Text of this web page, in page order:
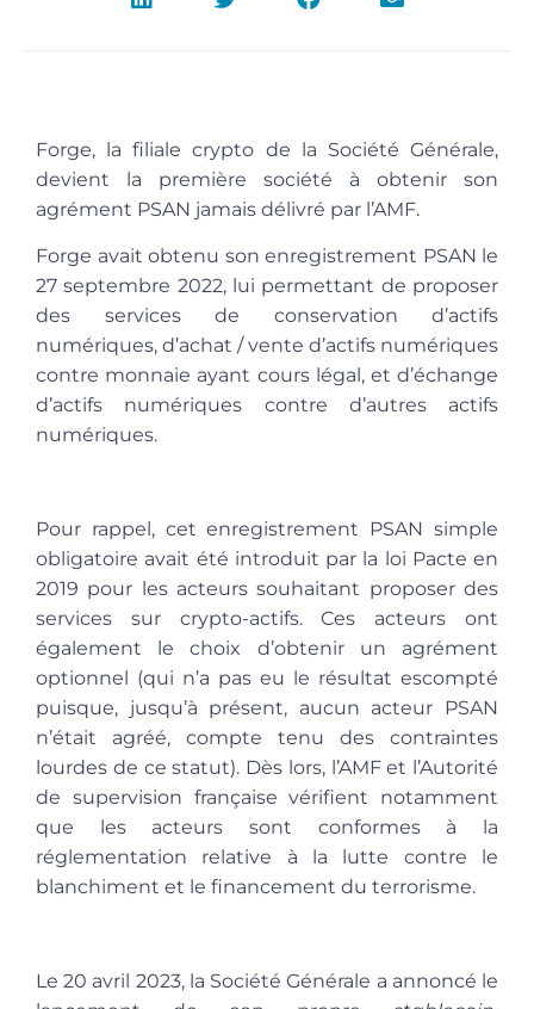
Forge, la filiale crypto de la Société Générale,
devient la première société à obtenir son
agrément PSAN jamais délivré par l’AMF.
Forge avait obtenu son enregistrement PSAN le
27 septembre 2022, lui permettant de proposer
des services de conservation d’actifs
numériques, d’achat / vente d’actifs numériques
contre monnaie ayant cours légal, et d’échange
d’actifs numériques contre d’autres actifs
numériques.
Pour rappel, cet enregistrement PSAN simple
obligatoire avait été introduit par la loi Pacte en
2019 pour les acteurs souhaitant proposer des
services sur crypto-actifs. Ces acteurs ont
également le choix d’obtenir un agrément
optionnel (qui n’a pas eu le résultat escompté
puisque, jusqu’à présent, aucun acteur PSAN
n’était agréé, compte tenu des contraintes
lourdes de ce statut). Dès lors, l’AMF et l’Autorité
de supervision française vérifient notamment
que les acteurs sont conformes à la
réglementation relative à la lutte contre le
blanchiment et le financement du terrorisme.
Le 20 avril 2023, la Société Générale a annoncé le